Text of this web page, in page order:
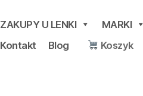
ZAKUPY U LENKI MARKI
Kontakt
Blog Koszyk